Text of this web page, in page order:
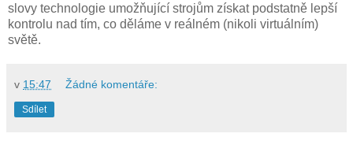
slovy technologie umožňující strojům získat podstatně lepší
kontrolu nad tím, co děláme v reálném (nikoli virtuálním)
světě.
v 15:47 Žádné komentáře:
Sdílet